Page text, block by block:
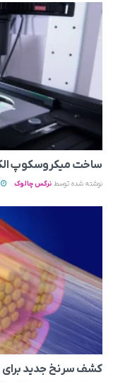
ساخت میکروسکوپ الکترونی
نوشته شده توسط نرگس چالوک
کشف سرنخ جدید برای